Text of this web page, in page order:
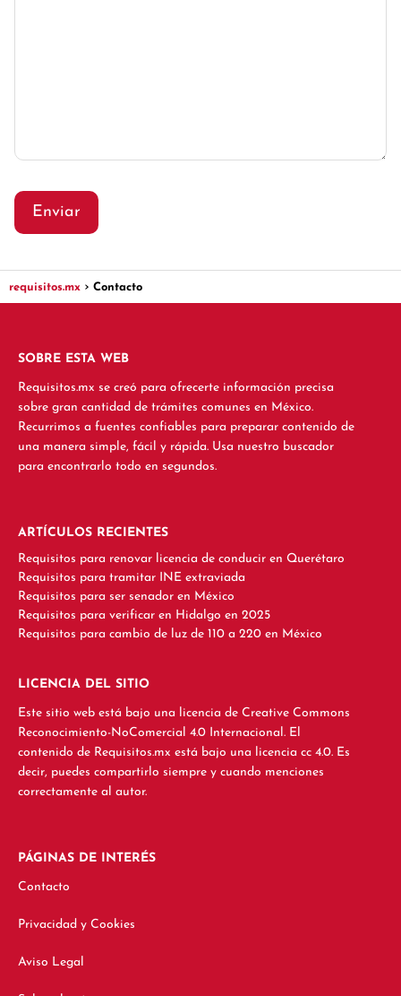
requisitos.mx Contacto
SOBRE ESTA WEB
Requisitos.mx se creó para ofrecerte información precisa
sobre gran cantidad de trámites comunes en México.
Recurrimos a fuentes confiables para preparar contenido de
una manera simple, fácil y rápida. Usa nuestro buscador
para encontrarlo todo en segundos.
ARTÍCULOS RECIENTES
Requisitos para renovar licencia de conducir en Querétaro
Requisitos para tramitar INE extraviada
Requisitos para ser senador en México
Requisitos para verificar en Hidalgo en 2025
Requisitos para cambio de luz de 110 a 220 en México
LICENCIA DEL SITIO
Este sitio web está bajo una licencia de Creative Commons
Reconocimiento-NoComercial 4.0 Internacional. El
contenido de Requisitos.mx está bajo una licencia cc 4.0. Es
decir, puedes compartirlo siempre y cuando menciones
correctamente al autor.
PÁGINAS DE INTERÉS
Contacto
Privacidad y Cookies
Aviso Legal